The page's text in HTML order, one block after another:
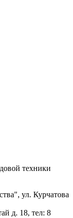
техники
ул. Курчатова
д. 18, тел: 8